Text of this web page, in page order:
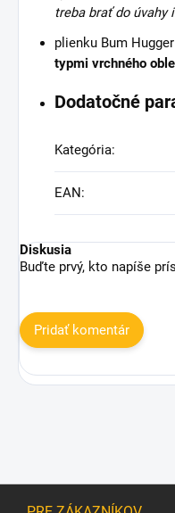
treba brať do
plienku Bum
typmi vrchného
Dodatočné
Kategória:
EAN:
Diskusia
Buďte prvý, kto napíše
Pridať komentár